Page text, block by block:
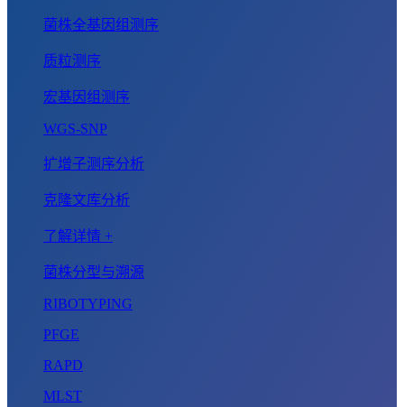
菌株全基因组测序
质粒测序
宏基因组测序
WGS-SNP
扩增子测序分析
克隆文库分析
了解详情 +
菌株分型与溯源
RIBOTYPING
PFGE
RAPD
MLST